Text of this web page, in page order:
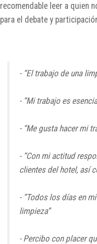
recomendable leer a quien
para el debate y
- “El trabajo de una
- “Mi trabajo es
- “Me gusta hacer mi
- “Con mi actitud
clientes del hotel, así
- “Todos los días en
limpieza”
- Percibo con placer